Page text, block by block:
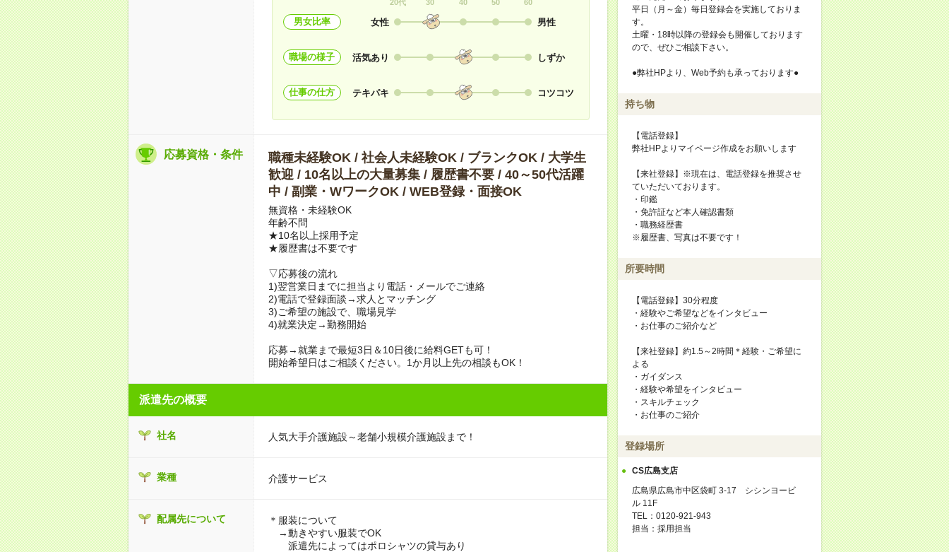
20代 30 40 50 60
男女比率 女性 男性
職場の様子 活気あり しずか
仕事の仕方 テキパキ コツコツ
応募資格・条件
職種未経験OK / 社会人未経験OK / ブランクOK / 大学生
歓迎 / 10名以上の大量募集 / 履歴書不要 / 40～50代活躍
中 / 副業・WワークOK / WEB登録・面接OK
無資格・未経験OK
年齢不問
★10名以上採用予定
★履歴書は不要です
▽応募後の流れ
1)翌営業日までに担当より電話・メールでご連絡
2)電話で登録面談→求人とマッチング
3)ご希望の施設で、職場見学
4)就業決定→勤務開始
応募→就業まで最短3日＆10日後に給料GETも可！
開始希望日はご相談ください。1か月以上先の相談もOK！
派遣先の概要
社名 人気大手介護施設～老舗小規模介護施設まで！
業種 介護サービス
配属先について
＊服装について
→動きやすい服装でOK
派遣先によってはポロシャツの貸与あり
平日（月～金）毎日登録会を実施しておりま
す。
土曜・18時以降の登録会も開催しております
ので、ぜひご相談下さい。
●弊社HPより、Web予約も承っております●
持ち物
【電話登録】
弊社HPよりマイページ作成をお願いします
【来社登録】※現在は、電話登録を推奨させ
ていただいております。
・印鑑
・免許証など本人確認書類
・職務経歴書
※履歴書、写真は不要です！
所要時間
【電話登録】30分程度
・経験やご希望などをインタビュー
・お仕事のご紹介など
【来社登録】約1.5～2時間＊経験・ご希望に
よる
・ガイダンス
・経験や希望をインタビュー
・スキルチェック
・お仕事のご紹介
登録場所
CS広島支店
広島県広島市中区袋町 3-17 シシンヨービ
ル 11F
TEL：0120-921-943
担当：採用担当